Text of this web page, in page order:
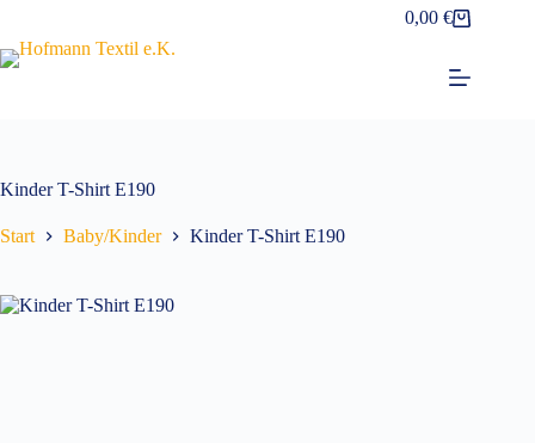
springen
Warenkorb
0,00€
Kinder T-Shirt E190
Start Baby/Kinder Kinder T-Shirt E190